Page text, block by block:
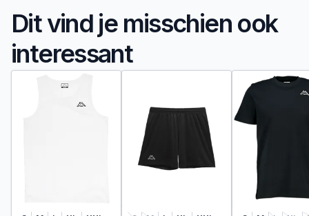
Dit vind je misschien ook
interessant